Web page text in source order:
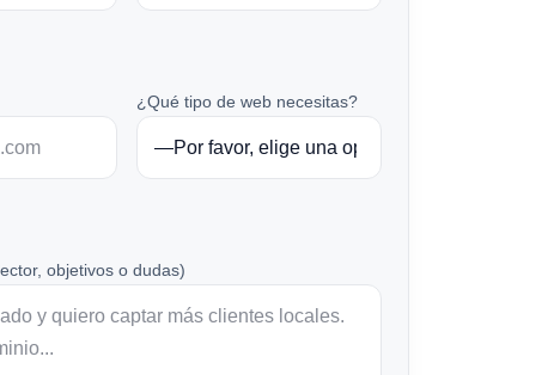
¿Qué tipo de web necesitas?
objetivos o dudas)